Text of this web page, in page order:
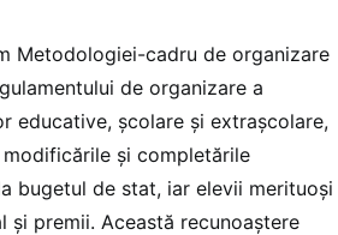
Metodologiei-cadru de organizare
de organizare a
educative, şcolare şi extraşcolare,
modificările şi completările
bugetul de stat, iar elevii merituoşi
premii. Această recunoaştere